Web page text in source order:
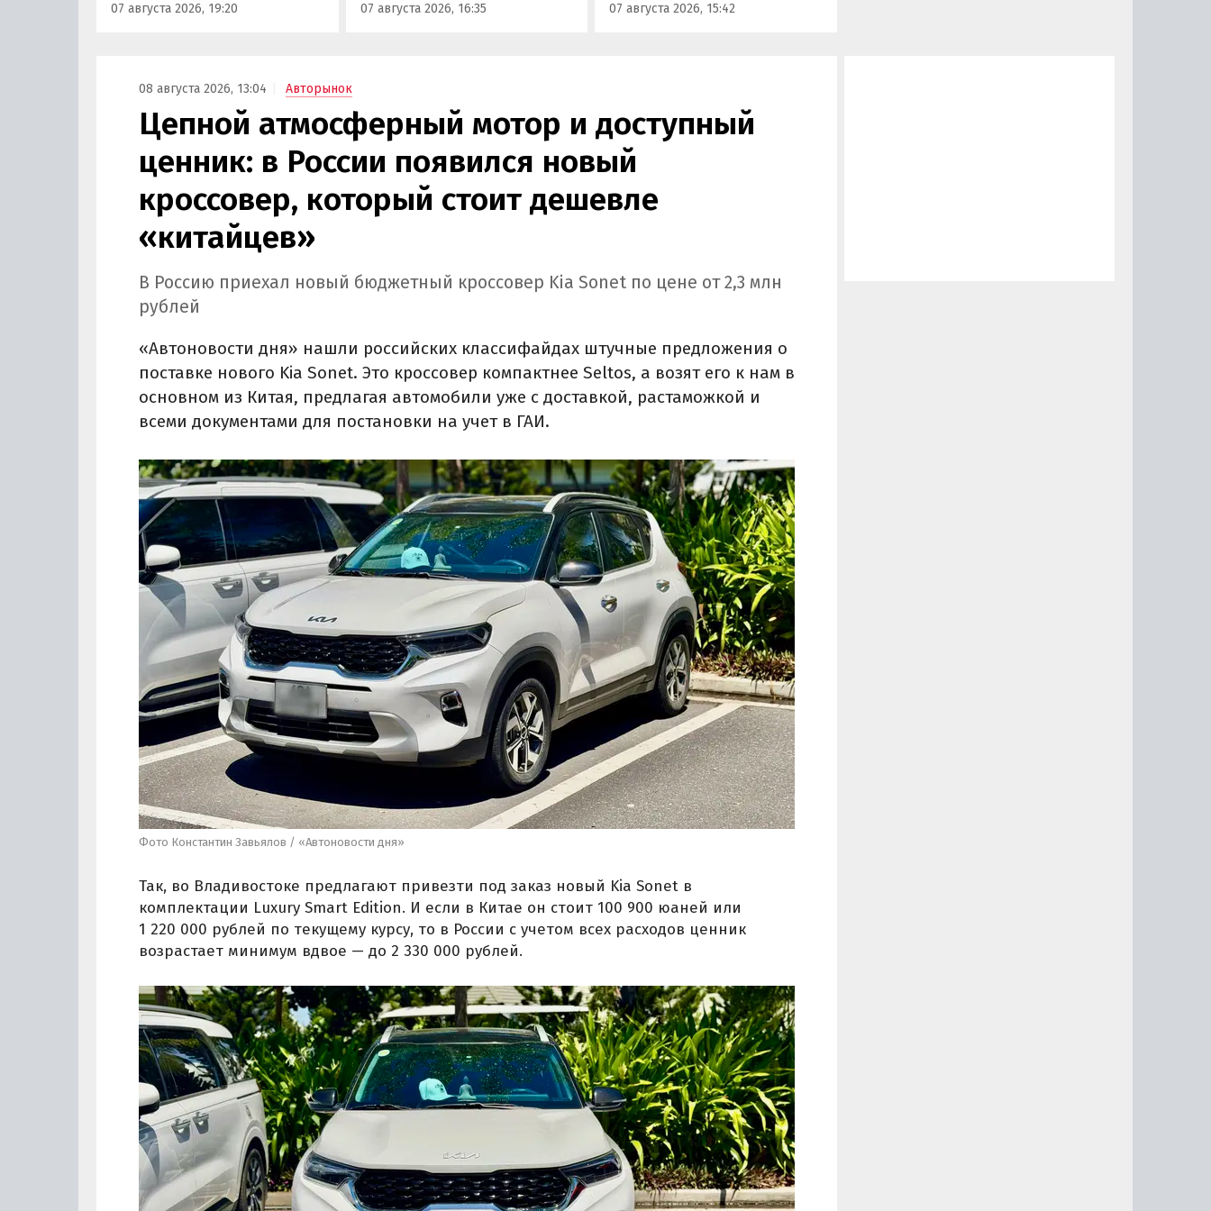
транспортного средства (ОТТС).
07 августа 2026, 19:20 07 августа 2026, 16:35
кроссовер М90.
07 августа 2026, 15:42
08 августа 2026, 13:04 Авторынок
Цепной атмосферный мотор и доступный
ценник: в России появился новый
кроссовер, который стоит дешевле
«китайцев»
В Россию приехал новый бюджетный кроссовер Kia Sonet по цене от 2,3 млн
рублей
«Автоновости дня» нашли российских классифайдах штучные предложения о
поставке нового Kia Sonet. Это кроссовер компактнее Seltos, а возят его к нам в
основном из Китая, предлагая автомобили уже с доставкой, растаможкой и
всеми документами для постановки на учет в ГАИ.
Фото Константин Завьялов / «Автоновости дня»
Так, во Владивостоке предлагают привезти под заказ новый Kia Sonet в
комплектации Luxury Smart Edition. И если в Китае он стоит 100 900 юаней или
1 220 000 рублей по текущему курсу, то в России с учетом всех расходов ценник
возрастает минимум вдвое — до 2 330 000 рублей.